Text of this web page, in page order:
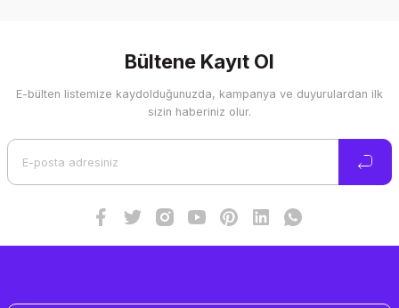
Bültene Kayıt Ol
E-bülten listemize kaydolduğunuzda, kampanya ve duyurulardan ilk
sizin haberiniz olur.